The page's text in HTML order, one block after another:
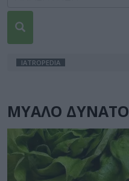
IATROPEDIA
ΜΥΑΛΟ ΔΥΝΑΤΟ